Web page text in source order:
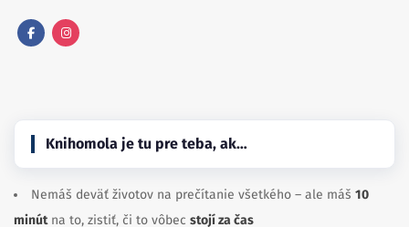
Nemáš deväť životov na prečítanie všetkého – ale máš
Túžiš po ďalšej skvelej knihe, lennevieš, kde začať
Objavovanie knižných pokladov ťa napĺňa